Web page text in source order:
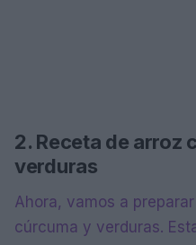
2. Receta de arroz
verduras
Ahora, vamos a
cúrcuma y verduras.